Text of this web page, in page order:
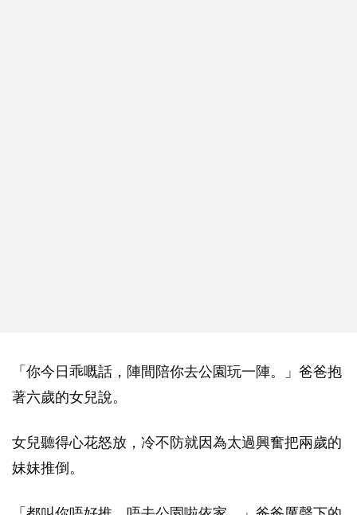
「你今日乖嘅話，陣間陪你去公園玩一陣。」爸爸抱
著六歲的女兒說。
女兒聽得心花怒放，冷不防就因為太過興奮把兩歲的
妹妹推倒。